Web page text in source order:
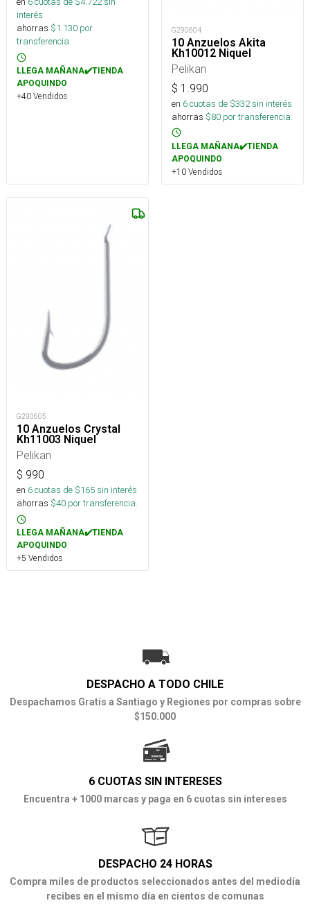
interés
ahorras $1.130 por
transferencia.
LLEGA MAÑANA✔️TIENDA
APOQUINDO
+40 Vendidos
G290604
10 Anzuelos Akita
Kh10012 Niquel
Pelikan
$ 1.990
en 6cuotas de $332sin interés
ahorras $80 por transferencia.
LLEGA MAÑANA✔️TIENDA
APOQUINDO
+10 Vendidos
G290605
10 Anzuelos Crystal
Kh11003 Niquel
Pelikan
$ 990
en 6cuotas de $165sin interés
ahorras $40 por transferencia.
LLEGA MAÑANA✔️TIENDA
APOQUINDO
+5 Vendidos
DESPACHO A TODO CHILE
Despachamos Gratis a Santiago y Regiones por compras sobre
$150.000
6 CUOTAS SIN INTERESES
Encuentra + 1000 marcas y paga en 6 cuotas sin intereses
DESPACHO 24 HORAS
Compra miles de productos seleccionados antes del mediodía
recibes en el mismo día en cientos de comunas